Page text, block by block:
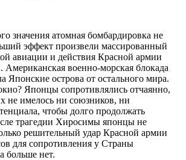
значения атомная бомбардировка не
эффект произвели массированный
авиации и действия Красной армии
Американская военно-морская блокада
Японские острова от остального мира.
Японцы сопротивлялись отчаянно,
не имелось ни союзников, ни
чтобы долго продолжать
трагедии Хиросимы японцы не
решительный удар Красной армии
для сопротивления у Страны
больше нет.